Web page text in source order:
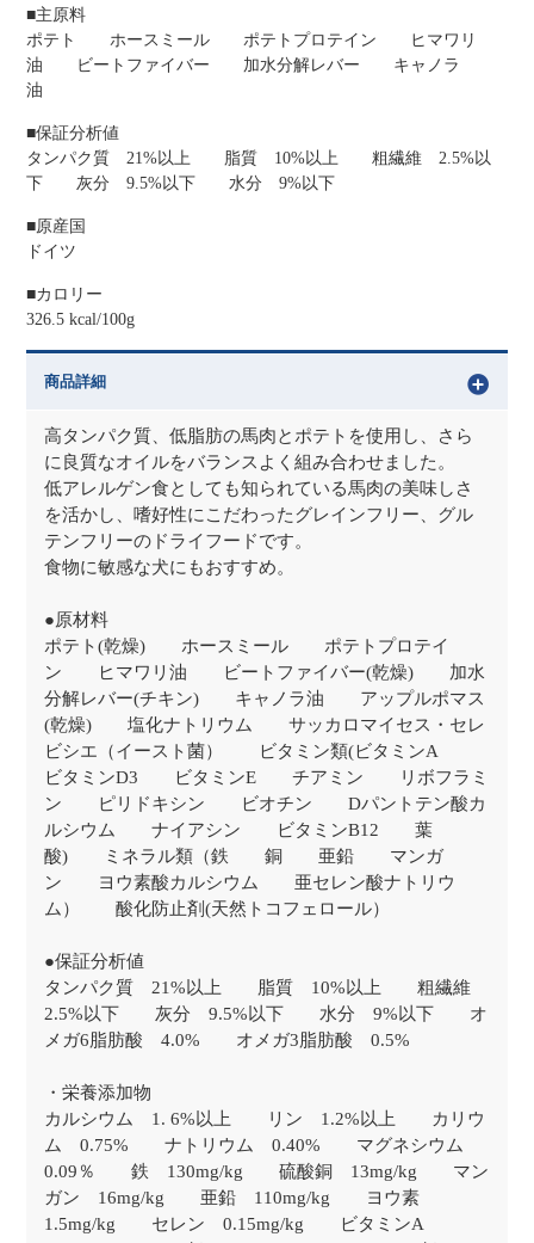
■主原料
ポテト ホースミール ポテトプロテイン ヒマワリ
油 ビートファイバー 加水分解レバー キャノラ
油
■保証分析値
タンパク質 21%以上 脂質 10%以上 粗繊維 2.5%以
下 灰分 9.5%以下 水分 9%以下
■原産国
ドイツ
■カロリー
326.5 kcal/100g
商品詳細
高タンパク質、低脂肪の馬肉とポテトを使用し、さら
に良質なオイルをバランスよく組み合わせました。
低アレルゲン食としても知られている馬肉の美味しさ
を活かし、嗜好性にこだわったグレインフリー、グル
テンフリーのドライフードです。
食物に敏感な犬にもおすすめ。
●原材料
ポテト(乾燥) ホースミール ポテトプロテイ
ン ヒマワリ油 ビートファイバー(乾燥) 加水
分解レバー(チキン) キャノラ油 アップルポマス
(乾燥) 塩化ナトリウム サッカロマイセス・セレ
ビシエ（イースト菌） ビタミン類(ビタミンA
ビタミンD3 ビタミンE チアミン リボフラミ
ン ピリドキシン ビオチン Dパントテン酸カ
ルシウム ナイアシン ビタミンB12 葉
酸) ミネラル類（鉄 銅 亜鉛 マンガ
ン ヨウ素酸カルシウム 亜セレン酸ナトリウ
ム） 酸化防止剤(天然トコフェロール）
●保証分析値
タンパク質 21%以上 脂質 10%以上 粗繊維
2.5%以下 灰分 9.5%以下 水分 9%以下 オ
メガ6脂肪酸 4.0% オメガ3脂肪酸 0.5%
・栄養添加物
カルシウム 1. 6%以上 リン 1.2%以上 カリウ
ム 0.75% ナトリウム 0.40% マグネシウム
0.09％ 鉄 130mg/kg 硫酸銅 13mg/kg マン
ガン 16mg/kg 亜鉛 110mg/kg ヨウ素
1.5mg/kg セレン 0.15mg/kg ビタミンA